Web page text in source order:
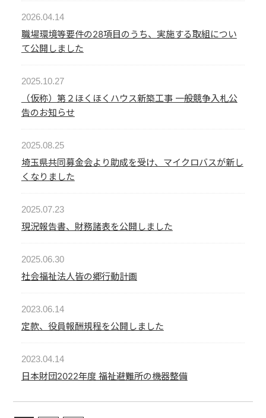
2026.04.14
職場環境等要件の28項目のうち、実施する取組につい
て公開しました
2025.10.27
（仮称）第２ほくほくハウス新築工事 一般競争入札公
告のお知らせ
2025.08.25
埼玉県共同募金会より助成を受け、マイクロバスが新し
くなりました
2025.07.23
現況報告書、財務諸表を公開しました
2025.06.30
社会福祉法人皆の郷行動計画
2023.06.14
定款、役員報酬規程を公開しました
2023.04.14
日本財団2022年度 福祉避難所の機器整備